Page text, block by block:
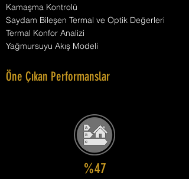
Kamaşma Kontrolü
Saydam Bileşen Termal ve Optik Değerleri
Termal Konfor Analizi
Yağmursuyu Akış Modeli
Öne Çıkan Performanslar
%47